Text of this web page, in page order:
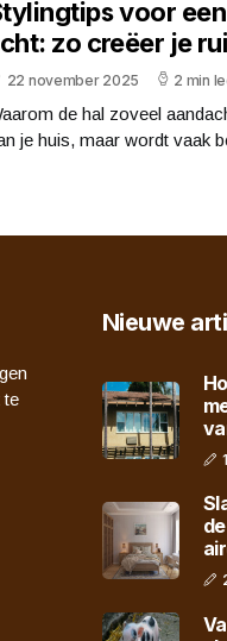
voor
zo creëer je
22 november 2025 2 min
de hal zoveel
je huis, maar wordt vaak
te
Nieuwe